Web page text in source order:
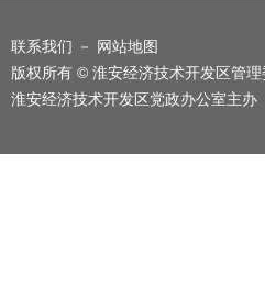
联系我们 －
网站地图
版权所有 © 淮安经济技术开发区管
淮安经济技术开发区党政办公室